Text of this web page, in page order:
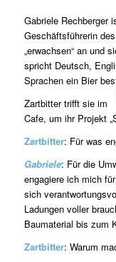
Gabriele Rechberger
Geschäftsführerin
„erwachsen“ an und
spricht Deutsch,
Sprachen ein Bier
Zartbitter trifft sie im
Cafe, um ihr Projekt
Zartbitter: Für was
Gabriele: Für die
engagiere ich mich
sich
Ladungen voller
Baumaterial bis zum
Zartbitter: Warum